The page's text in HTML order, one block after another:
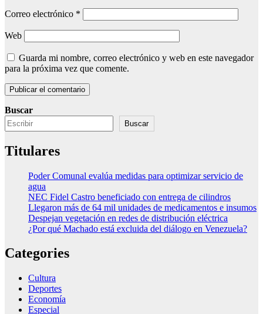
Correo electrónico *
Web
Guarda mi nombre, correo electrónico y web en este navegador
para la próxima vez que comente.
Buscar
Buscar
Titulares
Poder Comunal evalúa medidas para optimizar servicio de
agua
NEC Fidel Castro beneficiado con entrega de cilindros
Llegaron más de 64 mil unidades de medicamentos e insumos
Despejan vegetación en redes de distribución eléctrica
¿Por qué Machado está excluida del diálogo en Venezuela?
Categories
Cultura
Deportes
Economía
Especial